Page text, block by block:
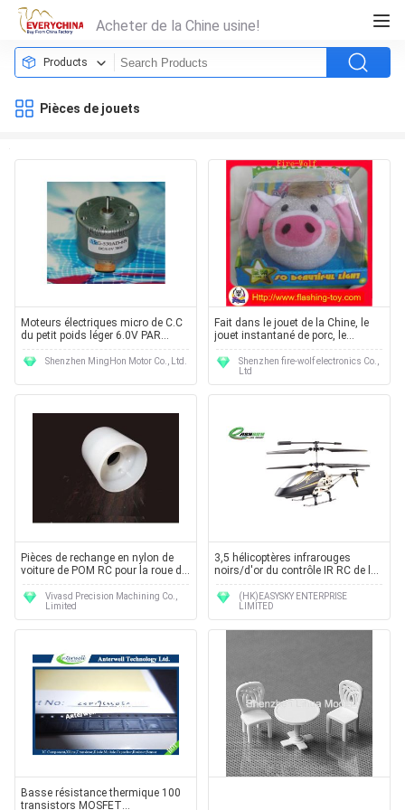
Acheter de la Chine usine!
Products
Pièces de jouets
Moteurs électriques micro de C.C
du petit poids léger 6.0V PAR
EXEMPLE. - 530AD pour la voiture
électrique de jouet,
véhicules à moteur avec du CE
Shenzhen MingHon Motor Co., Ltd.
Fait dans le jouet de la Chine, le
jouet instantané de porc, le
fabricant de jouet de porc des
enfants LED et les fournisseurs et
l'usine
Shenzhen fire-wolf electronics Co.,
Ltd
Pièces de rechange en nylon de
voiture de POM RC pour la roue de
voiture
Vivasd Precision Machining Co.,
Limited
3,5 hélicoptères infrarouges
noirs/d'or du contrôle IR RC de la
Manche avec la chaîne de contrôle
de 8 - de 12m
(HK)EASYSKY ENTERPRISE
LIMITED
Basse résistance thermique 100
transistors MOSFET